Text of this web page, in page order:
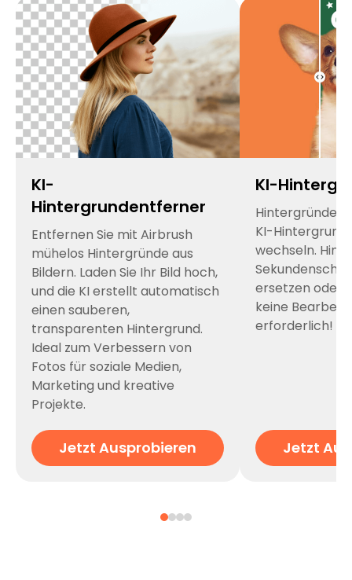
KI-
Hintergrundentferner
Entfernen Sie mit Airbrush
mühelos Hintergründe aus
Bildern. Laden Sie Ihr Bild hoch,
und die KI erstellt automatisch
einen sauberen,
transparenten Hintergrund.
Ideal zum Verbessern von
Fotos für soziale Medien,
Marketing und kreative
Projekte.
Jetzt Ausprobieren
KI-
Hintergründe
KI-
wechseln.
ersetzen oder
keine
erforderlich!
Jetzt